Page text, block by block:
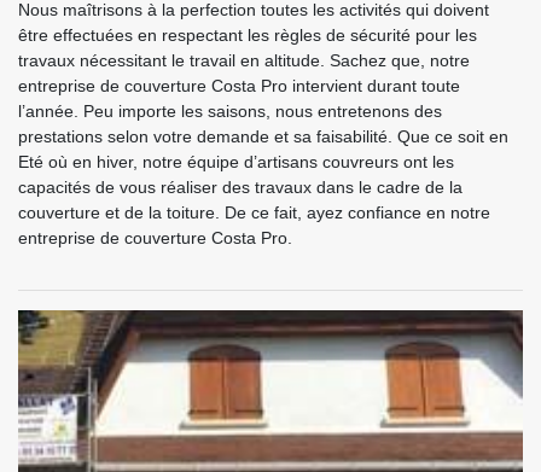
Nous maîtrisons à la perfection toutes les activités qui doivent
être effectuées en respectant les règles de sécurité pour les
travaux nécessitant le travail en altitude. Sachez que, notre
entreprise de couverture Costa Pro intervient durant toute
l’année. Peu importe les saisons, nous entretenons des
prestations selon votre demande et sa faisabilité. Que ce soit en
Eté où en hiver, notre équipe d’artisans couvreurs ont les
capacités de vous réaliser des travaux dans le cadre de la
couverture et de la toiture. De ce fait, ayez confiance en notre
entreprise de couverture Costa Pro.